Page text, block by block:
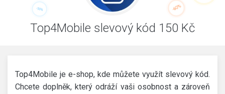
Top4Mobile slevový kód 150 Kč
Top4Mobile je e-shop, kde můžete využít slevový kód.
Chcete doplněk, který odráží vaši osobnost a zároveň